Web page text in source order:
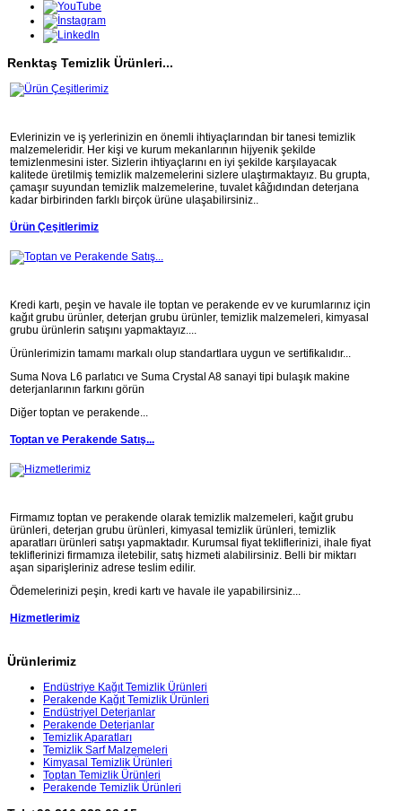
Renktaş Temizlik Ürünleri...
Evlerinizin ve iş yerlerinizin en önemli ihtiyaçlarından bir tanesi temizlik
malzemeleridir. Her kişi ve kurum mekanlarının hijyenik şekilde
temizlenmesini ister. Sizlerin ihtiyaçlarını en iyi şekilde karşılayacak
kalitede üretilmiş temizlik malzemelerini sizlere ulaştırmaktayız. Bu grupta,
çamaşır suyundan temizlik malzemelerine, tuvalet kâğıdından deterjana
kadar birbirinden farklı birçok ürüne ulaşabilirsiniz..
Ürün Çeşitlerimiz
Kredi kartı, peşin ve havale ile toptan ve perakende ev ve kurumlarınız için
kağıt grubu ürünler, deterjan grubu ürünler, temizlik malzemeleri, kimyasal
grubu ürünlerin satışını yapmaktayız....
Ürünlerimizin tamamı markalı olup standartlara uygun ve sertifikalıdır...
Suma Nova L6 parlatıcı ve Suma Crystal A8 sanayi tipi bulaşık makine
deterjanlarının farkını görün
Diğer toptan ve perakende...
Toptan ve Perakende Satış...
Firmamız toptan ve perakende olarak temizlik malzemeleri, kağıt grubu
ürünleri, deterjan grubu ürünleri, kimyasal temizlik ürünleri, temizlik
aparatları ürünleri satışı yapmaktadır. Kurumsal fiyat tekliflerinizi, ihale fiyat
tekliflerinizi firmamıza iletebilir, satış hizmeti alabilirsiniz. Belli bir miktarı
aşan siparişleriniz adrese teslim edilir.
Ödemelerinizi peşin, kredi kartı ve havale ile yapabilirsiniz...
Hizmetlerimiz
Ürünlerimiz
Endüstriye Kağıt Temizlik Ürünleri
Perakende Kağıt Temizlik Ürünleri
Endüstriyel Deterjanlar
Perakende Deterjanlar
Temizlik Aparatları
Temizlik Sarf Malzemeleri
Kimyasal Temizlik Ürünleri
Toptan Temizlik Ürünleri
Perakende Temizlik Ürünleri